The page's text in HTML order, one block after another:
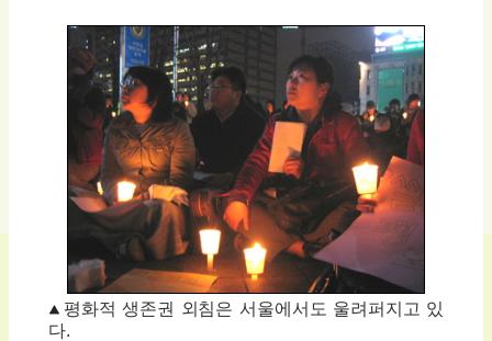
평화적 생존권 외침은 서울에서도 울려퍼지고 있
다.